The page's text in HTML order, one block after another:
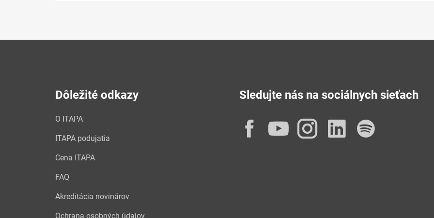
Dôležité odkazy
O ITAPA
ITAPA podujatia
Cena ITAPA
FAQ
Akreditácia novinárov
Ochrana osobných údajov
Sledujte nás na sociálnych sieťach
Facebook
YouTube
Instagram
LinkedIn